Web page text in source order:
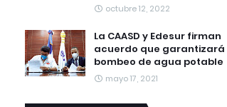
octubre 12, 2022
La CAASD y Edesur firman
acuerdo que garantizará
bombeo de agua potable
mayo 17, 2021